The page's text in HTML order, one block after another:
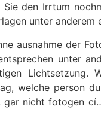
den Irrtum
unter anderem
ausnahme der
unter
Lichtsetzung.
welche person
nicht fotogen